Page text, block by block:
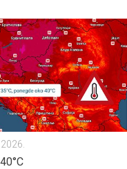
7. avgust 2026.
dostižu vrhunac.